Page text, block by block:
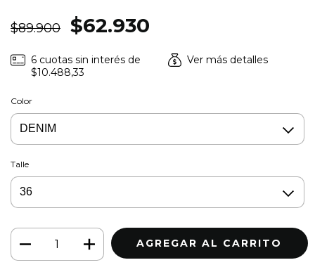
$89.900 $62.930
6cuotas sin interés de
$10.488,33
Ver más detalles
Color
Talle